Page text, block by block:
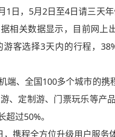
1日，5月2日至4日请三天
相关数据显示，目前网上
客选择3天内的行程，
、全国100多个城市的携
、定制游、门票玩乐等产
过50%。
携程全方位升级用户服务